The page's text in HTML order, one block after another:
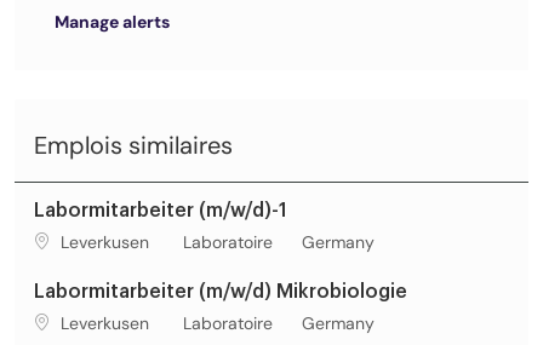
Manage alerts
Emplois similaires
Labormitarbeiter (m/w/d)-1
Lieu de travail
Leverkusen Catégorie
Laboratoire Germany
Labormitarbeiter (m/w/d) Mikrobiologie
Lieu de travail
Leverkusen Catégorie
Laboratoire Germany